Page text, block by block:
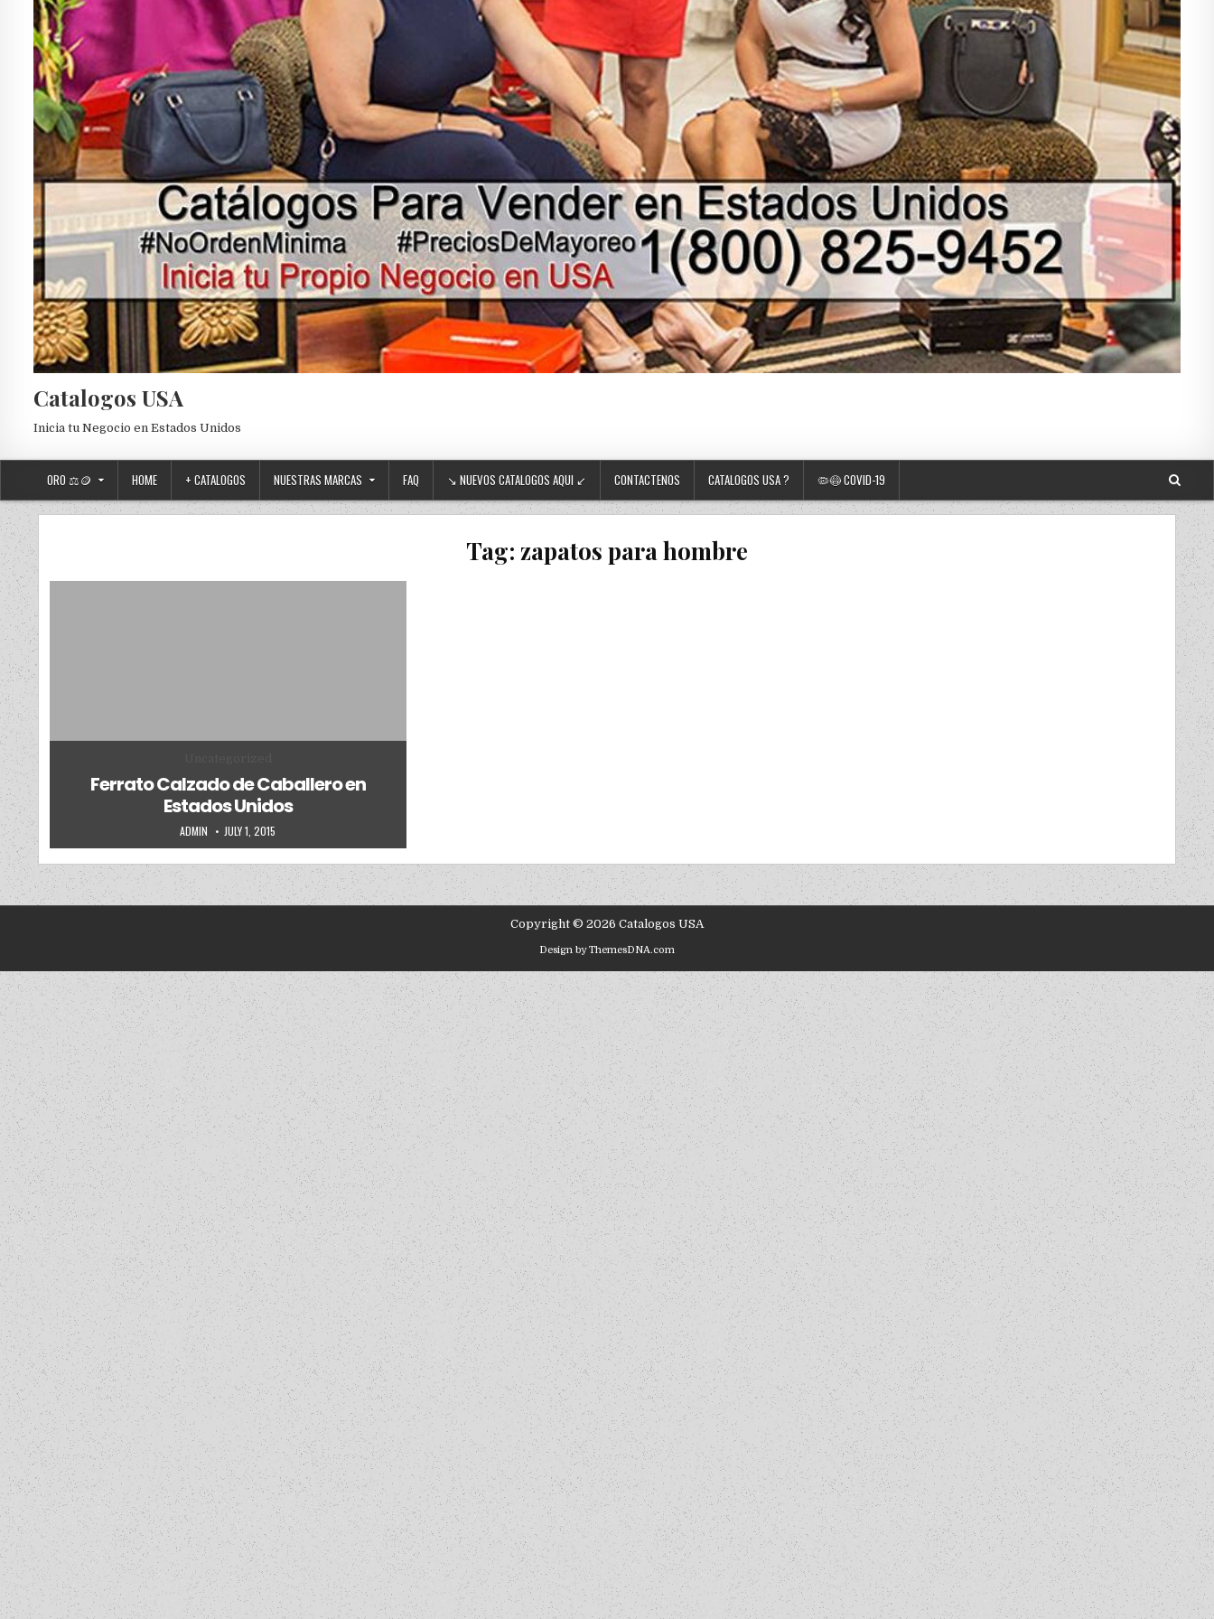
Catalogos USA
Inicia tu Negocio en Estados Unidos
ORO ⚖️🪙 HOME + CATALOGOS NUESTRAS MARCAS FAQ ↘ NUEVOS CATALOGOS AQUI ↙ CONTACTENOS CATALOGOS USA ? 🦠😷 COVID-19
Tag: zapatos para hombre
Ferrato Calzado de Caballero en
Estados Unidos
AUTHOR:
ADMIN PUBLISHED DATE:
JULY 1, 2015
Copyright © 2026 Catalogos USA
Design by ThemesDNA.com